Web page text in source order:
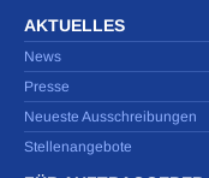
AKTUELLES
News
Presse
Neueste Ausschreibungen
Stellenangebote